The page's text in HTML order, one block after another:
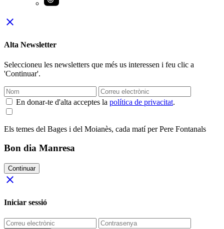
close
Alta Newsletter
Seleccioneu les newsletters que més us interessen i feu clic a
'Continuar'.
En donar-te d'alta acceptes la política de privacitat.
Els temes del Bages i del Moianès, cada matí per Pere Fontanals
Bon dia Manresa
Continuar
close
Iniciar sessió